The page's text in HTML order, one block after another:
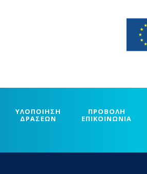
ΥΛΟΠΟΙΗΣΗ
ΔΡΑΣΕΩΝ
ΠΡΟΒΟΛΗ
ΕΠΙΚΟΙΝΩΝΙΑ